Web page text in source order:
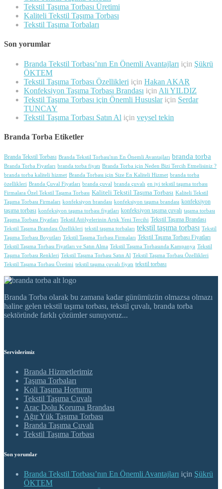
Tekstil Taşıma Torbası Üretimi
Kaliteli Tekstil Taşıma Torbası
Tekstil Taşıma Torbaları
Son yorumlar
Branda Tekstil Torbası’nın En Önemli Avantajları için Şükrü
ÖKTEM
Tekstil Taşıma Torbası Özellikleri için Hakan AKAR
Konfeksiyon Taşıma Torbası Brandası için Ali YILDIZ
Tekstil Taşıma Torbası için Önemli Hususlariçin Serdar
TUNCAY
Tekstil Taşıma Torbası Satın Al için veysel tekin
Branda Torba Etiketler
Branda Tekstil Torbası Branda Tekstil Torbası'nın En Önemli Avantajları branda torba
Branda Torba Fiyatları branda torba fiyatı Branda Torba için Neden Bizi Tercih Etmelisiniz ?
branda torba kaliteli hizmet Branda Torbası için Size En Kaliteli Hizmet branda torba
özellikleri Branda Çuval Fiyatları branda çuval branda çuvalı en iyi tekstil taşıma torbası
Firmalara Özel Tekstil Taşıma Torbası Kaliteli Tekstil Taşıma Torbası Kaliteli Tekstil
Taşıma Torbası Firmaları konfeksiyon brandası konfeksiyon taşıma brandası konfeksiyon
taşıma torbası konfeksiyon taşıma torbası fiyatları konfeksiyon taşıma çuvalı taşıma torbası
Taşıma Torbası Fiyatları Tekstil Atölyelerinin Artık Yeni Tercihi Tekstil Taşıma Brandası
Tekstil Taşıma Brandası Özellikleri tekstil taşıma torbaları tekstil taşıma torbası Tekstil
Taşıma Torbası Boyutları Tekstil Taşıma Torbası Firmaları Tekstil Taşıma Torbası Fiyatları
Tekstil Taşıma Torbası Fiyatları ve Satın Alma Tekstil Taşıma Torbasında Kampanya Tekstil
Taşıma Torbası Renkleri Tekstil Taşıma Torbası Satın Al Tekstil Taşıma Torbası Özellikleri
Tekstil Taşıma Torbası Üretimi tekstil taşıma çuvalı fiyatı tekstil torbası
Branda Torba olarak bu zamana kadar günümüzün olmazsa olmazı
haline gelen tekstil taşıma torbası, tekstil çuvalı, branda torba
sektöründe farklı çözümler sunuyoruz...
Servislerimiz
Branda Hizmetlerimiz
Taşıma Torbaları
Koli Taşıma Hortumu
Tekstil Taşıma Çuvalı
Araç Dolu Koruma Brandası
Ağır Yük Taşıma Torbası
Branda Taşıma Çuvalı
Tekstil Taşıma Torbası
Son yorumlar
Branda Tekstil Torbası’nın En Önemli Avantajları için Şükrü
ÖKTEM